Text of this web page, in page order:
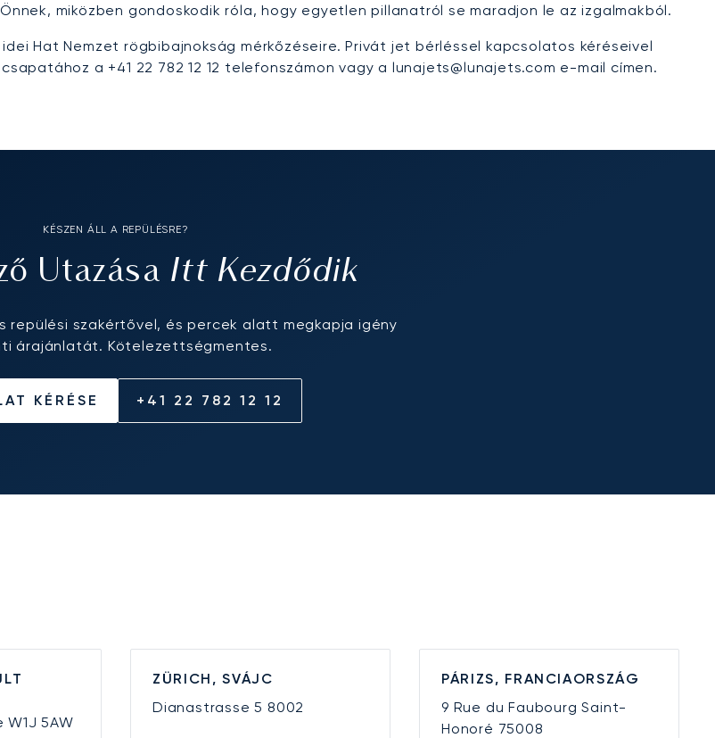
miközben gondoskodik róla, hogy egyetlen pillanatról se maradjon le az izgalmakból.
Hat Nemzet rögbibajnokság mérkőzéseire. Privát jet bérléssel kapcsolatos kéréseivel
a +41 22 782 12 12 telefonszámon vagy a lunajets@lunajets.com e-mail címen.
KÉSZEN ÁLL A REPÜLÉSRE?
UtazásaItt Kezdődik
repülési szakértővel, és percek alatt megkapja igény
árajánlatát. Kötelezettségmentes.
KÉRÉSE +41 22 782 12 12
W1J 5AW
ZÜRICH, SVÁJC
Dianastrasse 5 8002
PÁRIZS, FRANCIAORSZÁG
9 Rue du Faubourg Saint-
Honoré 75008